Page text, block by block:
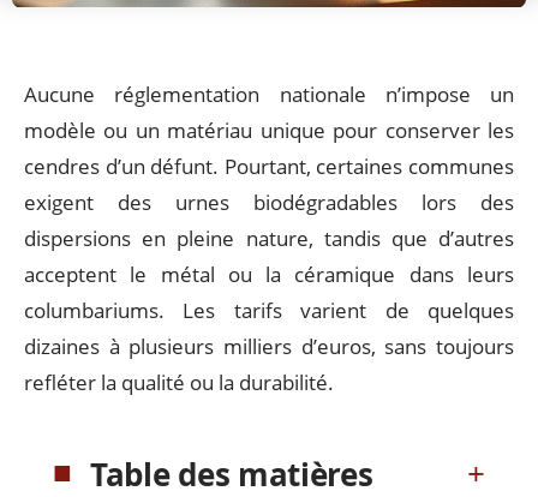
Aucune réglementation nationale n’impose un
modèle ou un matériau unique pour conserver les
cendres d’un défunt. Pourtant, certaines communes
exigent des urnes biodégradables lors des
dispersions en pleine nature, tandis que d’autres
acceptent le métal ou la céramique dans leurs
columbariums. Les tarifs varient de quelques
dizaines à plusieurs milliers d’euros, sans toujours
refléter la qualité ou la durabilité.
Table des matières